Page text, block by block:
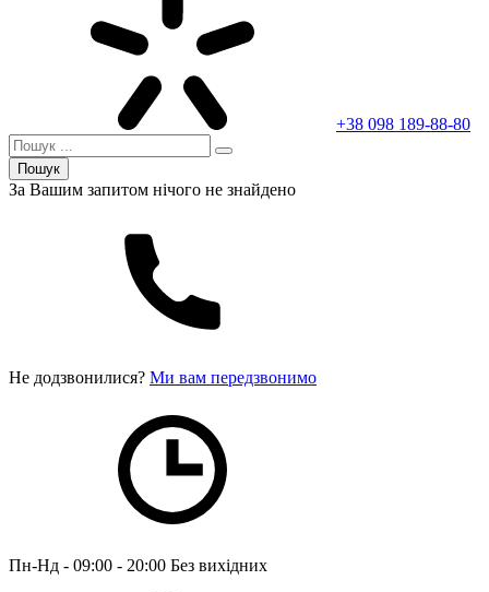
+38 098 189-88-80
Пошук
За Вашим запитом нічого не знайдено
Не додзвонилися? Ми вам передзвонимо
Пн-Нд - 09:00 - 20:00 Без вихідних